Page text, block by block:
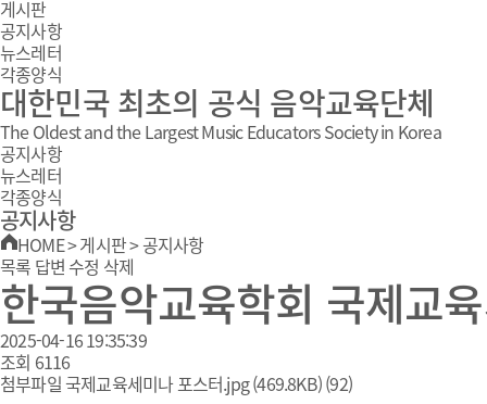
게시판
공지사항
뉴스레터
각종양식
대한민국 최초의 공식 음악교육단체
The Oldest and the Largest Music Educators Society in Korea
공지사항
뉴스레터
각종양식
공지사항
HOME>게시판>공지사항
목록 답변 수정 삭제
한국음악교육학회 국제교
2025-04-16 19:35:39
조회 6116
첨부파일국제교육세미나 포스터.jpg(469.8KB)(92)